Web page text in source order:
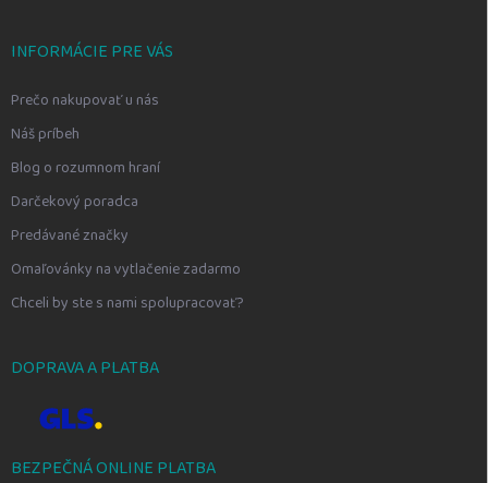
INFORMÁCIE PRE VÁS
Prečo nakupovať u nás
Náš príbeh
Blog o rozumnom hraní
Darčekový poradca
Predávané značky
Omaľovánky na vytlačenie zadarmo
Chceli by ste s nami spolupracovať?
DOPRAVA A PLATBA
BEZPEČNÁ ONLINE PLATBA